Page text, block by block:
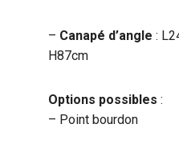
– Canapé d’angle :
H87cm
Options possibles :
– Point bourdon